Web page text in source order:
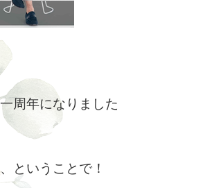
周年になりました
ということで！